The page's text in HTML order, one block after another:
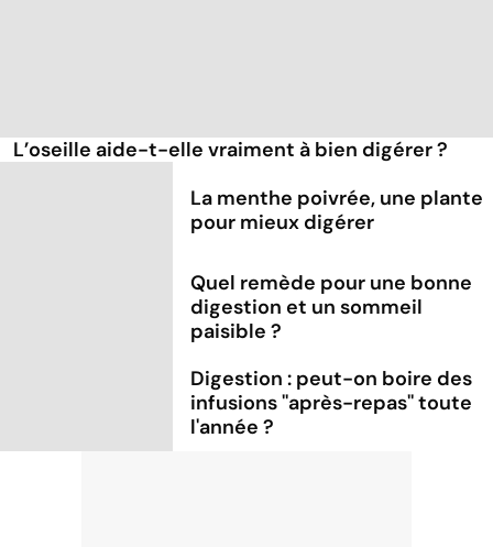
L’oseille aide-t-elle vraiment à bien digérer ?
La menthe poivrée, une plante
pour mieux digérer
Quel remède pour une bonne
digestion et un sommeil
paisible ?
Digestion : peut-on boire des
infusions ''après-repas'' toute
l'année ?